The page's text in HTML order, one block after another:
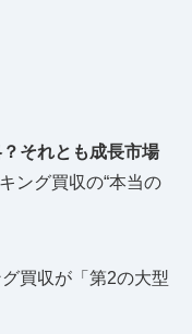
それとも成長市場
ング買収の“本当の
買収が「第2の大型